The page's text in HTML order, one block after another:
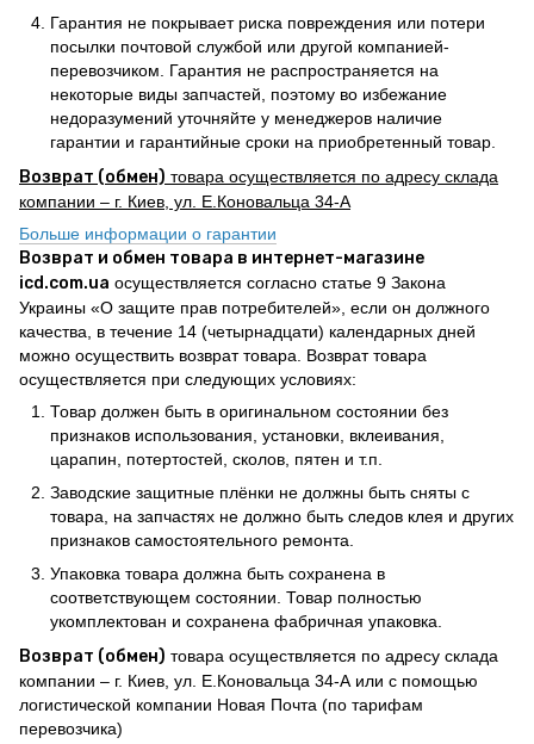
Гарантия не покрывает риска повреждения или потери
посылки почтовой службой или другой компанией-
перевозчиком. Гарантия не распространяется на
некоторые виды запчастей, поэтому во избежание
недоразумений уточняйте у менеджеров наличие
гарантии и гарантийные сроки на приобретенный товар.
Возврат (обмен) товара осуществляется по адресу склада
компании – г. Киев, ул. Е.Коновальца 34-А
Больше информации о гарантии
Возврат и обмен товара в интернет-магазине
icd.com.ua осуществляется согласно статье 9 Закона
Украины «О защите прав потребителей», если он должного
качества, в течение 14 (четырнадцати) календарных дней
можно осуществить возврат товара. Возврат товара
осуществляется при следующих условиях:
Товар должен быть в оригинальном состоянии без
признаков использования, установки, вклеивания,
царапин, потертостей, сколов, пятен и т.п.
Заводские защитные плёнки не должны быть сняты с
товара, на запчастях не должно быть следов клея и других
признаков самостоятельного ремонта.
Упаковка товара должна быть сохранена в
соответствующем состоянии. Товар полностью
укомплектован и сохранена фабричная упаковка.
Возврат (обмен) товара осуществляется по адресу склада
компании – г. Киев, ул. Е.Коновальца 34-А или с помощью
логистической компании Новая Почта (по тарифам
перевозчика)